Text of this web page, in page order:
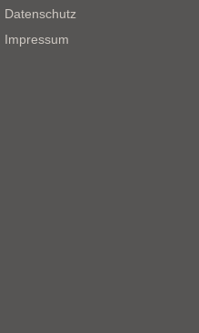
Datenschutz
Impressum